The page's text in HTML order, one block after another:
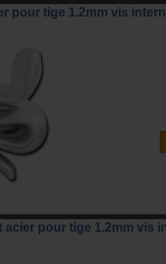
pour tige 1.2mm vis
acier pour tige 1.2mm vis